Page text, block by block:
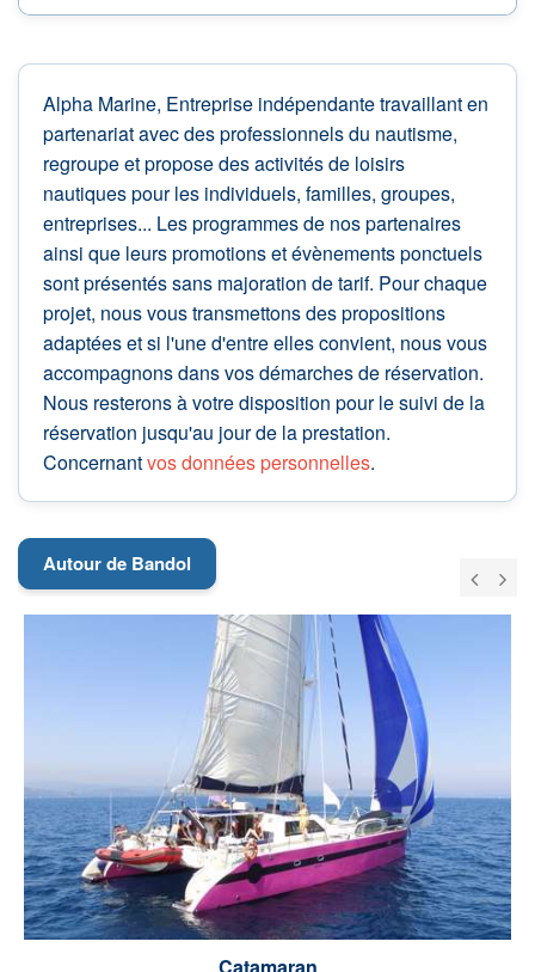
Alpha Marine, Entreprise indépendante travaillant en
partenariat avec des professionnels du nautisme,
regroupe et propose des activités de loisirs
nautiques pour les individuels, familles, groupes,
entreprises... Les programmes de nos partenaires
ainsi que leurs promotions et évènements ponctuels
sont présentés sans majoration de tarif. Pour chaque
projet, nous vous transmettons des propositions
adaptées et si l'une d'entre elles convient, nous vous
accompagnons dans vos démarches de réservation.
Nous resterons à votre disposition pour le suivi de la
réservation jusqu'au jour de la prestation.
Concernantvos données personnelles.
Autour de Bandol